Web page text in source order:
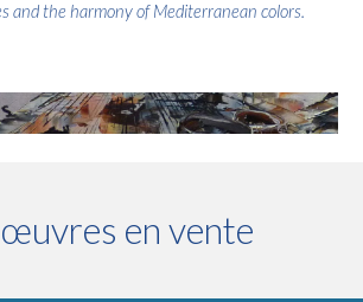
and the harmony of Mediterranean colors.
œuvres en vente